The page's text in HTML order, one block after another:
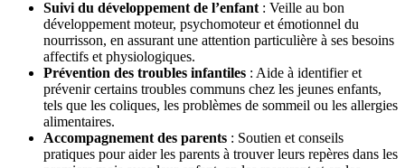
Suivi du développement de l’enfant : Veille au bon
développement moteur, psychomoteur et émotionnel du
nourrisson, en assurant une attention particulière à ses besoins
affectifs et physiologiques.
Prévention des troubles infantiles : Aide à identifier et
prévenir certains troubles communs chez les jeunes enfants,
tels que les coliques, les problèmes de sommeil ou les allergies
alimentaires.
Accompagnement des parents : Soutien et conseils
pratiques pour aider les parents à trouver leurs repères dans les